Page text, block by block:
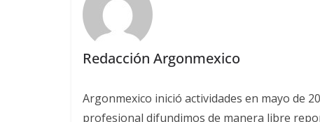
Redacción Argonmexico
Argonmexico inició actividades en mayo de
profesional difundimos de manera libre